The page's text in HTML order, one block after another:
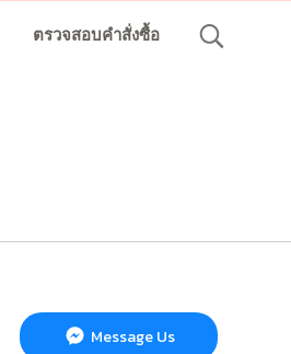
ตรวจสอบคำสั่งซื้อ
Message Us